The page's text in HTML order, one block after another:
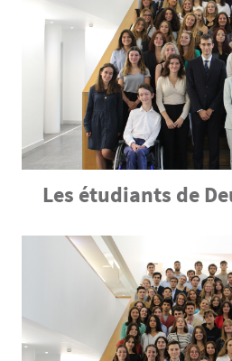
Les étudiants de